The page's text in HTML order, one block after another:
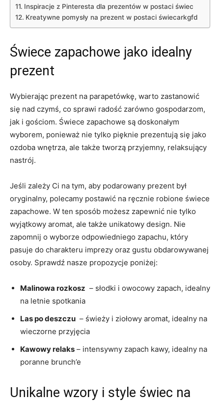
Inspiracje z Pinteresta dla prezentów w postaci świec
Kreatywne pomysły na prezent w postaci świecarkgfd
Świece zapachowe jako idealny‌
prezent
Wybierając prezent na parapetówkę, ​warto zastanowić
się nad⁣ czymś,‌ co sprawi ‌radość zarówno gospodarzom,⁢
jak i gościom. Świece⁢ zapachowe są‌ doskonałym
wyborem,⁢ ponieważ nie tylko pięknie prezentują się jako
ozdoba wnętrza, ale także tworzą przyjemny, relaksujący
nastrój.
Jeśli ⁤zależy Ci na tym, aby podarowany ‍prezent‌ był
⁣oryginalny, polecamy postawić na ręcznie robione świece
zapachowe. W ten sposób możesz zapewnić nie tylko
wyjątkowy aromat, ale także unikatowy design. Nie
zapomnij o ​wyborze ​odpowiedniego ⁣zapachu,⁢ który
pasuje do charakteru imprezy⁣ oraz gustu obdarowywanej
osoby. Sprawdź nasze propozycje poniżej:
Malinowa ‍rozkosz ‍ – słodki i ⁣owocowy zapach, idealny
⁤na letnie spotkania
Las ⁢po deszczu ​ – świeży i ziołowy aromat, idealny na
wieczorne przyjęcia
Kawowy​ relaks – intensywny⁣ zapach kawy, idealny‍ na
poranne brunch’e
Unikalne⁢ wzory ‍i style świec‍ na